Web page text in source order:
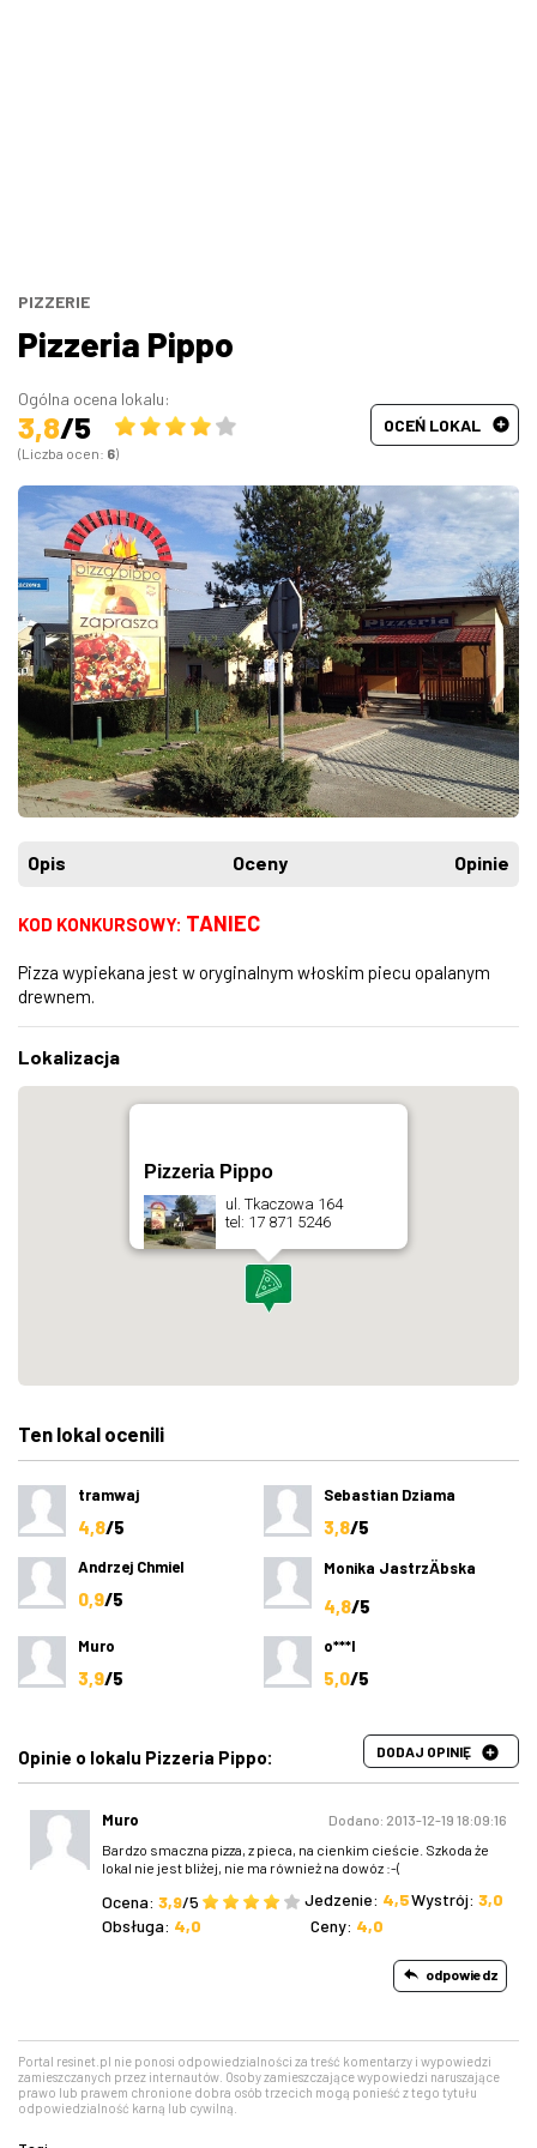
Hiszpańska
Francuska
PIZZERIE
Pizzeria Pippo
Ogólna ocena lokalu:
3,8/5
(Liczba ocen: 6)
OCEŃ LOKAL
Opis Oceny Opinie
KOD KONKURSOWY: TANIEC
Pizza wypiekana jest w oryginalnym włoskim piecu opalanym
drewnem.
Lokalizacja
Pizzeria Pippo
ul. Tkaczowa 164
tel: 17 871 5246
Ten lokal ocenili
tramwaj
4,8/5
Sebastian Dziama
3,8/5
Andrzej Chmiel
0,9/5
Monika JastrzÄbska
4,8/5
Muro
3,9/5
o***l
5,0/5
Opinie o lokalu Pizzeria Pippo: DODAJ OPINIĘ
Muro
Dodano: 2013-12-19 18:09:16
Bardzo smaczna pizza, z pieca, na cienkim cieście. Szkoda że
lokal nie jest bliżej, nie ma również na dowóz :-(
Ocena: 3,9/5 Jedzenie: 4,5Wystrój:3,0
Obsługa: 4,0 Ceny: 4,0
odpowiedz
Portal resinet.pl nie ponosi odpowiedzialności za treść komentarzy i wypowiedzi
zamieszczanych przez internautów. Osoby zamieszczające wypowiedzi naruszające
prawo lub prawem chronione dobra osób trzecich mogą ponieść z tego tytułu
odpowiedzialność karną lub cywilną.